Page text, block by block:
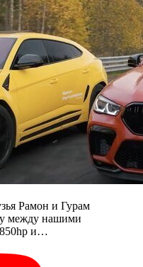
Рамон и Гурам
между нашими
и…